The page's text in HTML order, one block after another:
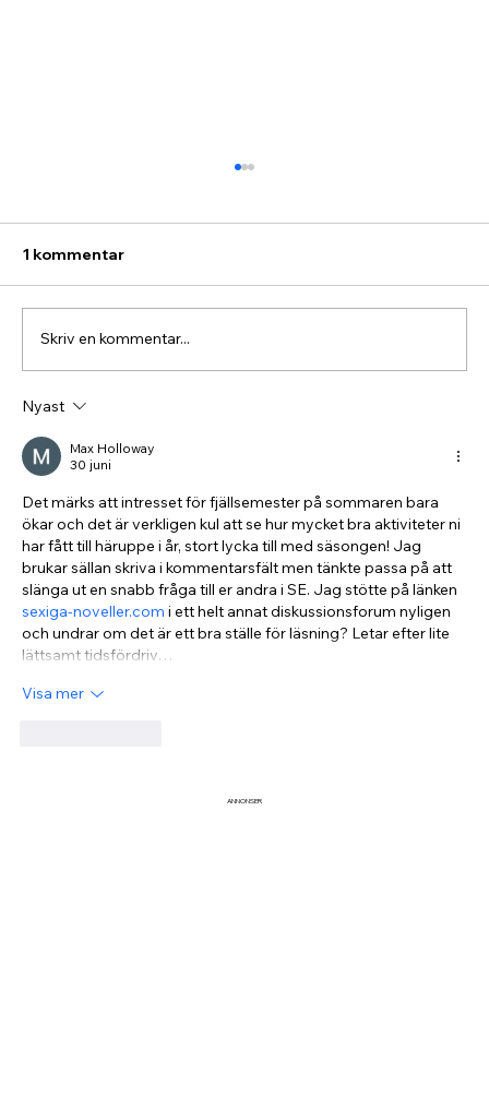
ANNONSER
denna vintersäsong!
1 kommentar
Skriv en kommentar...
Nyast
Max Holloway
30 juni
Det märks att intresset för fjällsemester på sommaren bara
ökar och det är verkligen kul att se hur mycket bra aktiviteter ni
har fått till häruppe i år, stort lycka till med säsongen! Jag
brukar sällan skriva i kommentarsfält men tänkte passa på att
slänga ut en snabb fråga till er andra i SE. Jag stötte på länken
sexiga-noveller.com i ett helt annat diskussionsforum nyligen
och undrar om det är ett bra ställe för läsning? Letar efter lite
lättsamt tidsfördriv…
Visa mer